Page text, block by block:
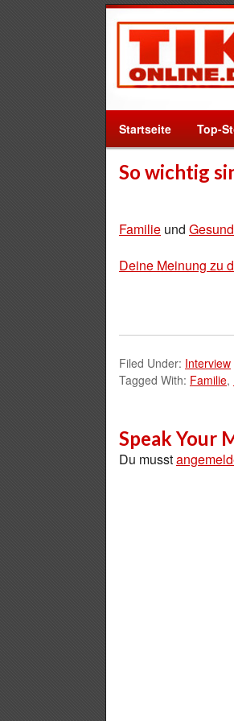
Startseite Top-
So wichtig
Familie und
Deine Meinung zu
Filed Under: Interview
Tagged With: Familie,
Speak Your
Du musst